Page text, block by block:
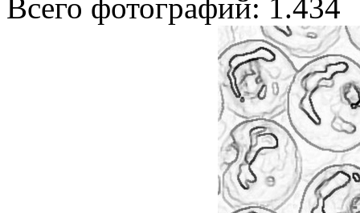
Всего фотографий: 1.434